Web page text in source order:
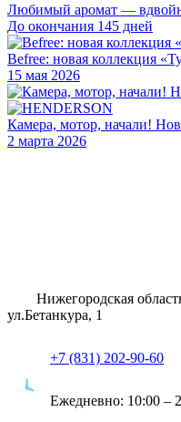
Любимый аромат —
До окончания 145 дней
Befree: новая коллекция
15 мая 2026
Камера, мотор, начали!
2 марта 2026
Нижегородская
ул.Бетанкура, 1
+7 (831) 202-90-60
Ежедневно: 10:00 –